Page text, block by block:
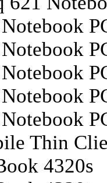
Thin
4320s